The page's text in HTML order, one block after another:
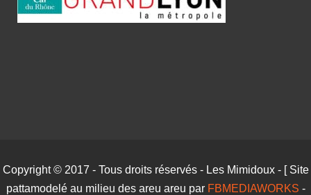
Copyright © 2017 - Tous droits réservés - Les Mimidoux - [ Site
pattamodelé au milieu des areu areu par FBMEDIAWORKS -